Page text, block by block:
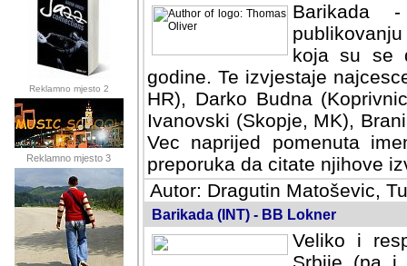
Reklamno mjesto 2
Reklamno mjesto 3
Barikada
koja su se
godine. Te izvjestaje
HR), Darko Budna
Ivanovski (Skopje, MK),
Vec naprijed pomenuta
preporuka da citate njihove
Autor: Dragutin Matoševic,
Barikada (INT) - BB Lokner
Veliko i